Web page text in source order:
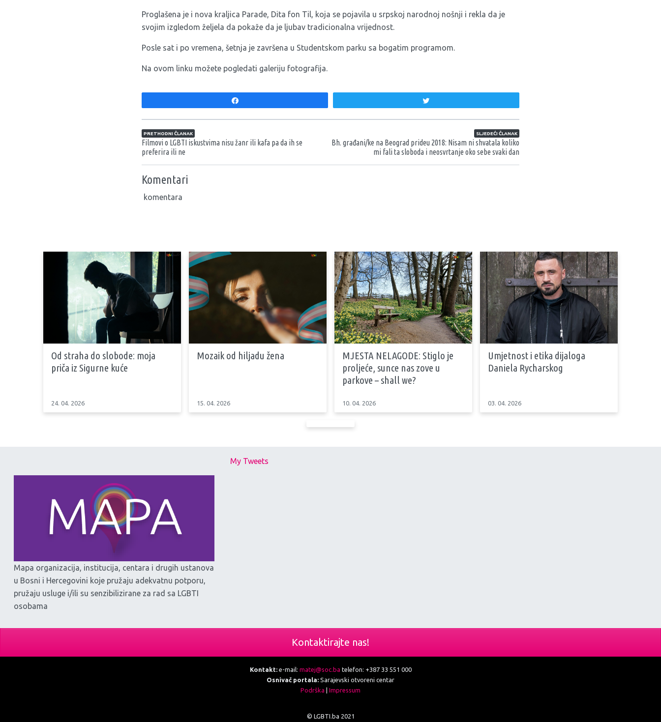
Proglašena je i nova kraljica Parade, Dita fon Til, koja se pojavila u srpskoj narodnoj nošnji i rekla da je
svojim izgledom željela da pokaže da je ljubav tradicionalna vrijednost.
Posle sat i po vremena, šetnja je završena u Studentskom parku sa bogatim programom.
Na ovom linku možete pogledati galeriju fotografija.
Navigacija članaka
PRETHODNI ČLANAK
Filmovi o LGBTI iskustvima nisu žanr ili kafa pa da ih se
preferira ili ne
SLJEDEĆI ČLANAK
Bh. građani/ke na Beograd prideu 2018: Nisam ni shvatala koliko
mi fali ta sloboda i neosvrtanje oko sebe svaki dan
Komentari
komentara
Od straha do slobode: moja
priča iz Sigurne kuće
24. 04. 2026
Mozaik od hiljadu žena
15. 04. 2026
MJESTA NELAGODE: Stiglo je
proljeće, sunce nas zove u
parkove – shall we?
10. 04. 2026
Umjetnost i etika dijaloga
Daniela Rycharskog
03. 04. 2026
Mapa organizacija, institucija, centara i drugih ustanova
u Bosni i Hercegovini koje pružaju adekvatnu potporu,
pružaju usluge i/ili su senzibilizirane za rad sa LGBTI
osobama
My Tweets
Kontaktirajte nas!
Kontakt:e-mail: matej@soc.ba telefon: +387 33 551 000
Osnivač portala: Sarajevski otvoreni centar
Podrška
Impressum
© LGBTI.ba 2021